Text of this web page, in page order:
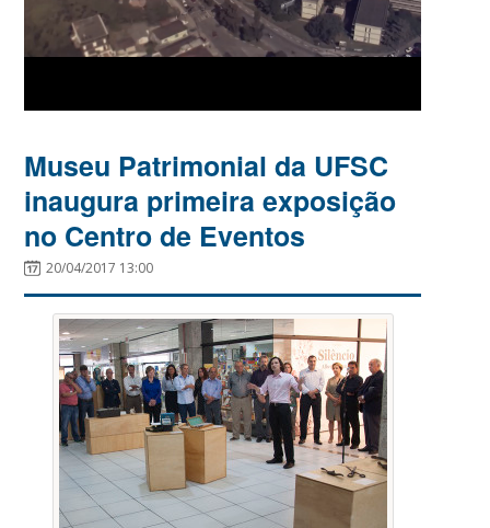
Museu Patrimonial da UFSC
inaugura primeira exposição
no Centro de Eventos
20/04/2017 13:00